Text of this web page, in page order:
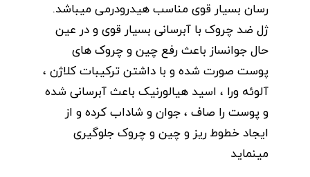
رسان بسیار قوی مناسب هیدرودرمی میباشد.
ژل ضد چروک با آبرسانی بسیار قوی و در عین
حال جوانساز باعث رفع چین و چروک های
پوست صورت شده و با داشتن ترکیبات کلاژن ،
آلوئه ورا ، اسید هیالورنیک باعث آبرسانی شده
و پوست را صاف ، جوان و شاداب کرده و از
ایجاد خطوط ریز و چین و چروک جلوگیری
مینماید